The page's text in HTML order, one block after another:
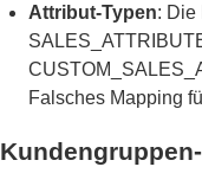
Attribut-Typen: Die
Falsches Mapping